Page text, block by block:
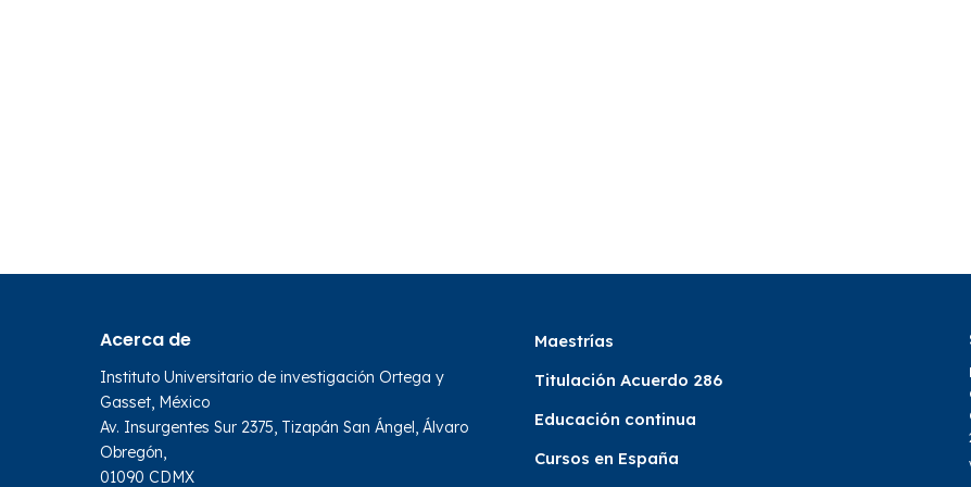
Acerca de
Instituto Universitario de investigación Ortega y
Gasset, México
Av. Insurgentes Sur 2375, Tizapán San Ángel, Álvaro
Obregón,
01090 CDMX
Maestrías
Titulación Acuerdo 286
Educación continua
Cursos en España